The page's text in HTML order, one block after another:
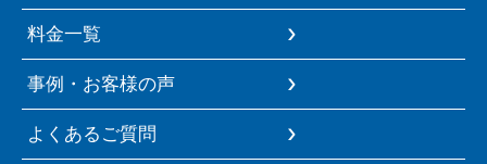
料金一覧
事例・お客様の声
よくあるご質問